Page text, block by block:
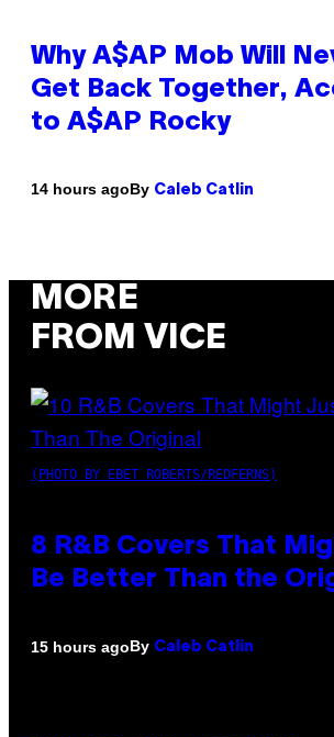
Why A$AP Mob Will
Get Back Together,
to A$AP Rocky
14 hours agoBy Caleb Catlin
MORE
FROM VICE
(PHOTO BY EBET ROBERTS/REDFERNS)
8 R&B Covers That
Be Better Than the
15 hours agoBy Caleb Catlin